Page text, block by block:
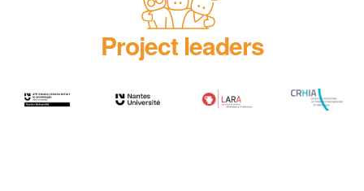
Project leaders